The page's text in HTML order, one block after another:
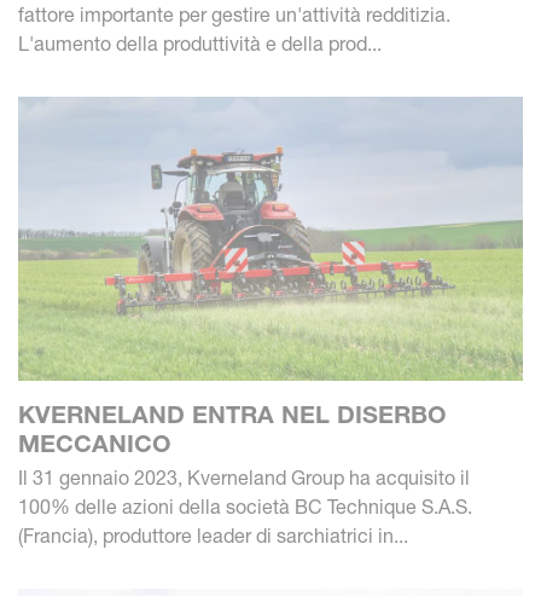
fattore importante per gestire un'attività redditizia.
L'aumento della produttività e della prod...
KVERNELAND ENTRA NEL DISERBO
MECCANICO
Il 31 gennaio 2023, Kverneland Group ha acquisito il
100% delle azioni della società BC Technique S.A.S.
(Francia), produttore leader di sarchiatrici in...